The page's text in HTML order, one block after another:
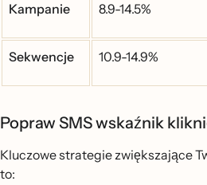
Kampanie 8.9-14.5%
Sekwencje 10.9-14.9%
Popraw SMS wskaźnik
Kluczowe strategie zwiększające
to: